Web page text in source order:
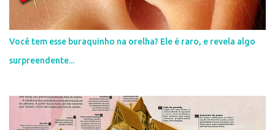
i
o
Você tem esse buraquinho na orelha? Ele é raro, e revela algo
surpreendente...